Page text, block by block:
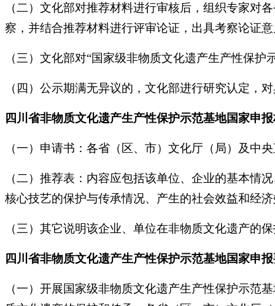
（二）文化部对推荐材料进行审核后，组织专家对
察，并结合推荐材料进行评审论证，出具考察论证
（三）文化部对“国家级非物质文化遗产生产性保
（四）公示期满无异议的，文化部进行研究认定，
四川省非物质文化遗产生产性保护示范基地国家申
（一）申请书：各省（区、市）文化厅（局）及中
（二）推荐表：内容应包括该单位、企业的基本情
核心技艺的保护与传承情况、产生的社会效益和经
（三）其它说明该企业、单位在非物质文化遗产的
四川省非物质文化遗产生产性保护示范基地国家申
（一）开展国家级非物质文化遗产生产性保护示范